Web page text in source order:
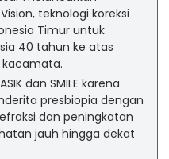
Vision, teknologi koreksi
Timur untuk
40 tahun ke atas
dan SMILE karena
presbiopia dengan
dan peningkatan
jauh hingga dekat